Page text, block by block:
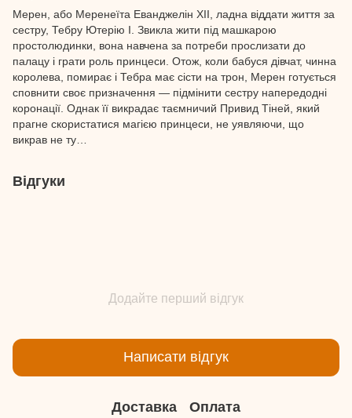
Мерен, або Меренеїта Еванджелін ХІІ, ладна віддати життя за
сестру, Тебру Ютерію І. Звикла жити під машкарою
простолюдинки, вона навчена за потреби прослизати до
палацу і грати роль принцеси. Отож, коли бабуся дівчат, чинна
королева, помирає і Тебра має сісти на трон, Мерен готується
сповнити своє призначення — підмінити сестру напередодні
коронації. Однак її викрадає таємничий Привид Тіней, який
прагне скористатися магією принцеси, не уявляючи, що
викрав не ту…
Відгуки
Додайте перший відгук
Написати відгук
Доставка Оплата